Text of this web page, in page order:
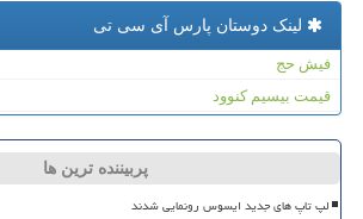
لینک دوستان پارس آی سی تی
فیش حج
قیمت بیسیم کنوود
پربیننده ترین ها
لپ تاپ های جدید ایسوس رونمایی شدند